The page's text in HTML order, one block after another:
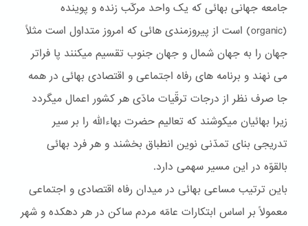
جامعه جهانی بهائی که يک واحد مرکّب زنده و پوينده
(organic) است از پيروزمندی هائی که امروز متداول است مثلاً
جهان را به جهان شمال و جهان جنوب تقسيم ميکنند پا فراتر
می نهند و برنامه های رفاه اجتماعی و اقتصادی بهائی در همه
جا صرف نظر از درجات ترقّيات مادّی هر کشور اعمال ميگردد
زيرا بهائيان ميکوشند که تعاليم حضرت بهاءاللّه را بر سير
تدريجی بنای تمدّنی نوين انطباق بخشند و هر فرد بهائی
بالقوّه در اين مسير سهمی دارد.
باين ترتيب مساعی بهائی در ميدان رفاه اقتصادی و اجتماعی
معمولاً بر اساس ابتکارات عامّه مردم ساکن در هر دهکده و شهر